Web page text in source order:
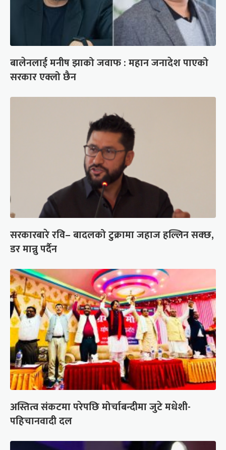
बालेनलाई मनीष झाको जवाफ : महान जनादेश पाएको
सरकार एक्लो छैन
सरकारबारे रवि– बादलको टुक्रामा जहाज हल्लिन सक्छ,
डर मान्नु पर्दैन
अस्तित्व संकटमा परेपछि मोर्चाबन्दीमा जुटे मधेशी-
पहिचानवादी दल